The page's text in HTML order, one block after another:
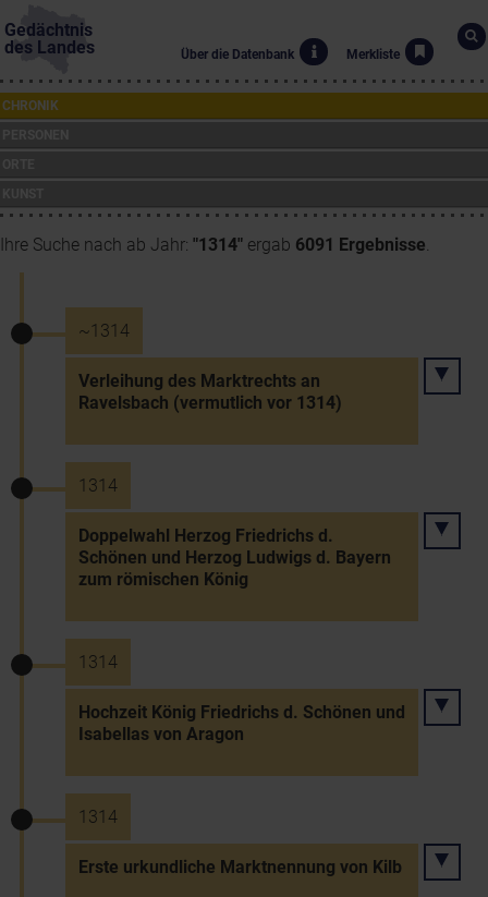
Gedächtnis
des Landes
Über die Datenbank Merkliste
CHRONIK
Ihre Suche nach ab Jahr: "1314" ergab 6091 Ergebnisse.
~1314
Verleihung des Marktrechts an
Ravelsbach (vermutlich vor 1314)
1314
Doppelwahl Herzog Friedrichs d.
Schönen und Herzog Ludwigs d. Bayern
zum römischen König
1314
Hochzeit König Friedrichs d. Schönen und
Isabellas von Aragon
1314
Erste urkundliche Marktnennung von Kilb